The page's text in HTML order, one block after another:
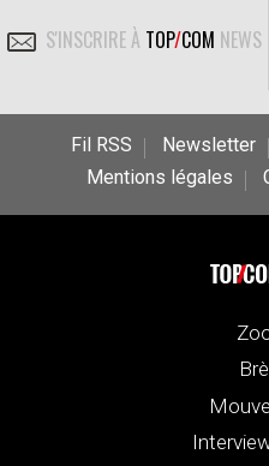
S'INSCRIRE À TOP/COM NEWS
Fil RSS Newsletter
Mentions légales